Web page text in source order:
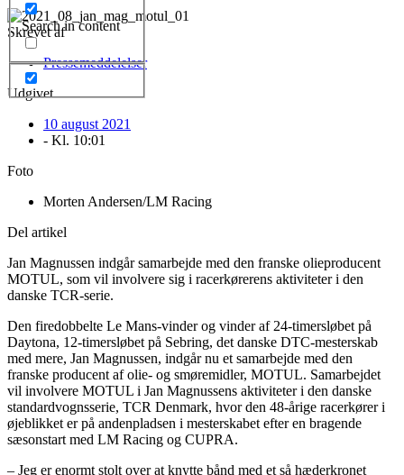
Search in content
Skrevet af
Pressemeddelelser
Udgivet
10 august 2021
- Kl. 10:01
Foto
Morten Andersen/LM Racing
Del artikel
Jan Magnussen indgår samarbejde med den franske olieproducent
MOTUL, som vil involvere sig i racerkørerens aktiviteter i den
danske TCR-serie.
Den firedobbelte Le Mans-vinder og vinder af 24-timersløbet på
Daytona, 12-timersløbet på Sebring, det danske DTC-mesterskab
med mere, Jan Magnussen, indgår nu et samarbejde med den
franske producent af olie- og smøremidler, MOTUL. Samarbejdet
vil involvere MOTUL i Jan Magnussens aktiviteter i den danske
standardvognsserie, TCR Denmark, hvor den 48-årige racerkører i
øjeblikket er på andenpladsen i mesterskabet efter en bragende
sæsonstart med LM Racing og CUPRA.
– Jeg er enormt stolt over at knytte bånd med et så hæderkronet